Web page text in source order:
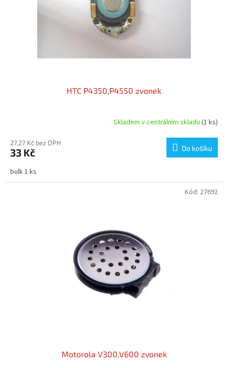
HTC P4350,P4550 zvonek
Skladem v centrálním skladu (1 ks)
27,27 Kč bez DPH
33 Kč Do košíku
bulk 1 ks
Motorola V300,V600 zvonek
Kód: 27692